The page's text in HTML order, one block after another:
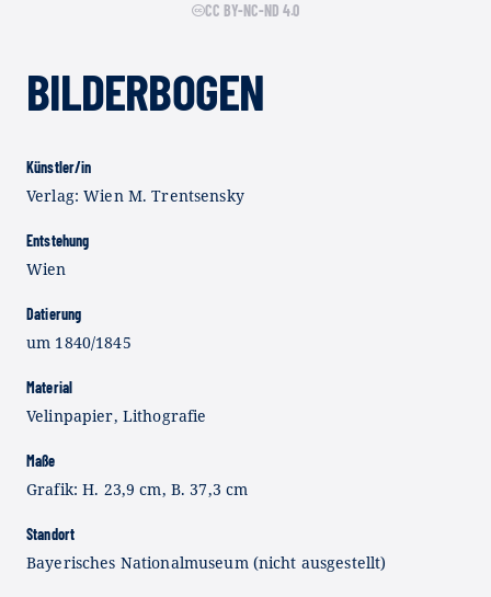
CC BY-NC-ND 4.0
BILDERBOGEN
Künstler/in
Verlag: Wien M. Trentsensky
Entstehung
Wien
Datierung
um 1840/1845
Material
Velinpapier, Lithografie
Maße
Grafik: H. 23,9 cm, B. 37,3 cm
Standort
Bayerisches Nationalmuseum (nicht ausgestellt)